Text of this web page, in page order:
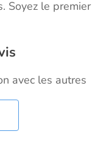
Soyez le premier
avec les autres